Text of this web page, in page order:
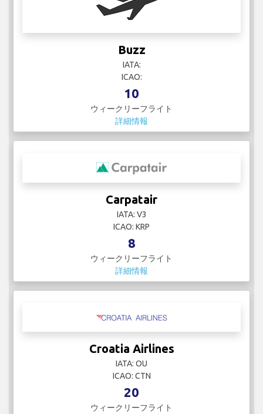
Buzz
IATA:
ICAO:
10
ウィークリーフライト
詳細情報
Carpatair
IATA: V3
ICAO: KRP
8
ウィークリーフライト
詳細情報
Croatia Airlines
IATA: OU
ICAO: CTN
20
ウィークリーフライト